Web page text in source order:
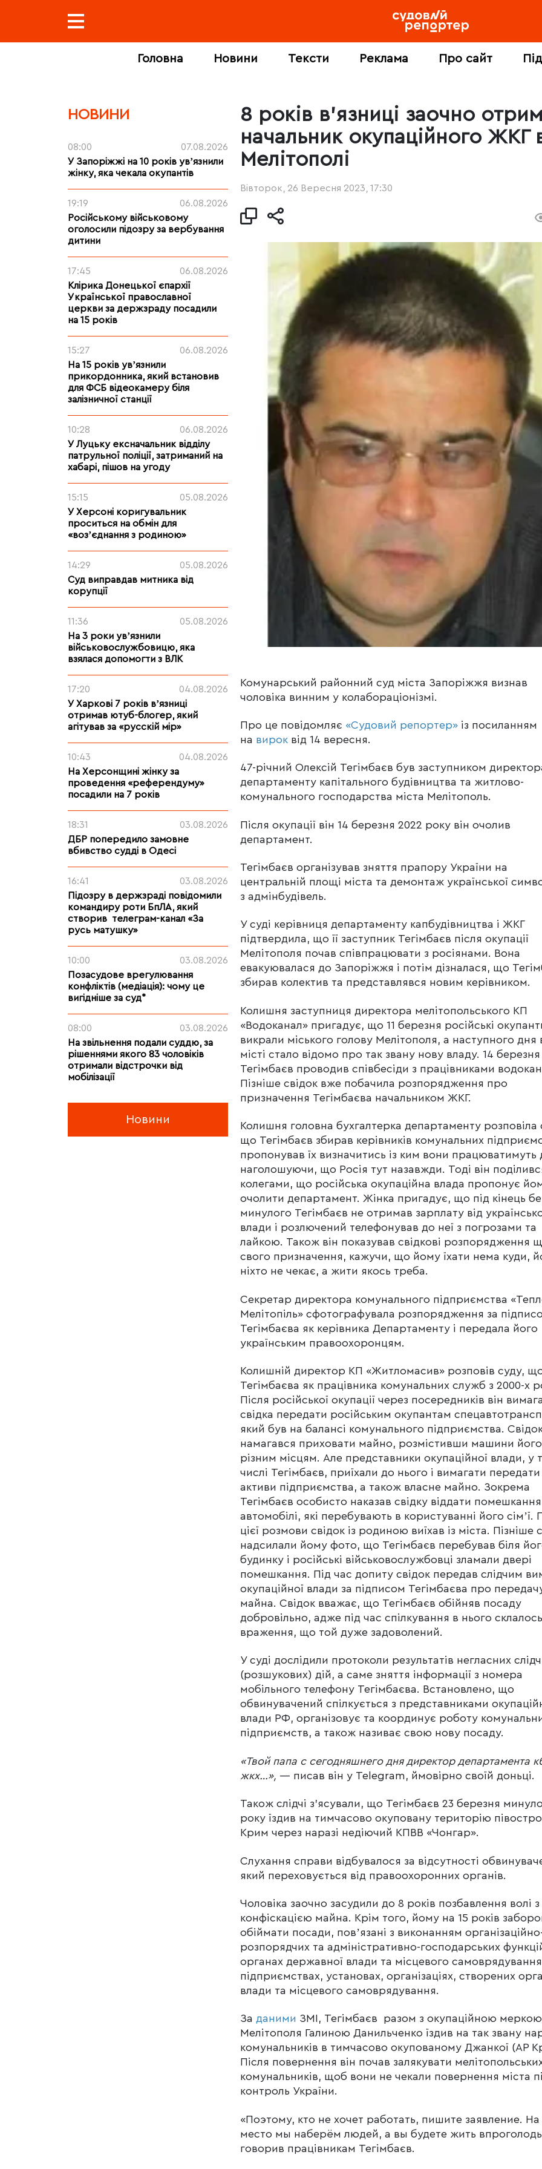
Головна Новини Тексти Реклама Про сайт
НОВИНИ
08:00
07.08.2026
У Запоріжжі на 10 років увʼязнили
жінку, яка чекала окупантів
19:19
06.08.2026
Російському військовому
оголосили підозру за вербування
дитини
17:45
06.08.2026
Клірика Донецької єпархії
Української православної
церкви за держзраду посадили
на 15 років
15:27
06.08.2026
На 15 років увʼязнили
прикордонника, який встановив
для ФСБ відеокамеру біля
залізничної станції
10:28
06.08.2026
У Луцьку ексначальник відділу
патрульної поліції, затриманий на
хабарі, пішов на угоду
15:15
05.08.2026
У Херсоні коригувальник
проситься на обмін для
«возʼєднання з родиною»
14:29
05.08.2026
Суд виправдав митника від
корупції
11:36
05.08.2026
На 3 роки увʼязнили
військовослужбовицю, яка
взялася допомогти з ВЛК
17:20
04.08.2026
У Харкові 7 років вʼязниці
отримав ютуб-блогер, який
агітував за «русскій мір»
10:43
04.08.2026
На Херсонщині жінку за
проведення «референдуму»
посадили на 7 років
18:31
03.08.2026
ДБР попередило замовне
вбивство судді в Одесі
16:41
03.08.2026
Підозру в держзраді повідомили
командиру роти БпЛА, який
створив телеграм-канал «За
русь матушку»
10:00
03.08.2026
Позасудове врегулювання
конфліктів (медіація): чому це
вигідніше за суд*
08:00
03.08.2026
На звільнення подали суддю, за
рішеннями якого 83 чоловіків
отримали відстрочки від
мобілізації
Новини
8 років в’язниці заочно
начальник окупаційного ЖКГ
Мелітополі
Вівторок, 26 Вересня 2023, 17:30
Комунарський районний суд міста Запоріжжя визнав
чоловіка винним у колабораціонізмі.
Про це повідомляє «Судовий репортер» із посиланням
на вирок від 14 вересня.
47-річний Олексій Тегімбаєв був заступником
департаменту капітального будівництва та житлово-
комунального господарства міста Мелітополь.
Після окупації він 14 березня 2022 року він очолив
департамент.
Тегімбаєв організував зняття прапору України на
центральній площі міста та демонтаж української
з адмінбудівель.
У суді керівниця департаменту капбудівництва і ЖКГ
підтвердила, що її заступник Тегімбаєв після окупації
Мелітополя почав співпрацювати з росіянами. Вона
евакуювалася до Запоріжжя і потім дізналася, що
збирав колектив та представлявся новим керівником.
Колишня заступниця директора мелітопольського КП
«Водоканал» пригадує, що 11 березня російські
викрали міського голову Мелітополя, а наступного дня
місті стало відомо про так звану нову владу. 14 березня
Тегімбаєв проводив співбесіди з працівниками
Пізніше свідок вже побачила розпорядження про
призначення Тегімбаєва начальником ЖКГ.
Колишня головна бухгалтерка департаменту розповіла
що Тегімбаєв збирав керівників комунальних
пропонував їх визначитись із ким вони працюватимуть
наголошуючи, що Росія тут назавжди. Тоді він
колегами, що російська окупаційна влада пропонує
очолити департамент. Жінка пригадує, що під кінець
минулого Тегімбаєв не отримав зарплату від
влади і розлючений телефонував до неї з погрозами та
лайкою. Також він показував свідкові розпорядження
свого призначення, кажучи, що йому їхати нема куди,
ніхто не чекає, а жити якось треба.
Секретар директора комунального підприємства
Мелітопіль» сфотографувала розпорядження за
Тегімбаєва як керівника Департаменту і передала його
українським правоохоронцям.
Колишній директор КП «Житломасив» розповів суду,
Тегімбаєва як працівника комунальних служб з 2000-х
Після російської окупації через посередників він
свідка передати російським окупантам
який був на балансі комунального підприємства.
намагався приховати майно, розмістивши машини
різним місцям. Але представники окупаційної влади, у
числі Тегімбаєв, приїхали до нього і вимагати передати
активи підприємства, а також власне майно. Зокрема
Тегімбаєв особисто наказав свідку віддати помешкання
автомобілі, які перебувають в користуванні його сімʼї.
цієї розмови свідок із родиною виїхав із міста. Пізніше
надсилали йому фото, що Тегімбаєв перебував біля
будинку і російські військовослужбовці зламали двері
помешкання. Під час допиту свідок передав слідчим
окупаційної влади за підписом Тегімбаєва про
майна. Свідок вважає, що Тегімбаєв обійняв посаду
добровільно, адже під час спілкування в нього склалось
враження, що той дуже задоволений.
У суді дослідили протоколи результатів негласних
(розшукових) дій, а саме зняття інформації з номера
мобільного телефону Тегімбаєва. Встановлено, що
обвинувачений спілкується з представниками
влади РФ, організовує та координує роботу
підприємств, а також називає свою нову посаду.
«Твой папа с сегодняшнего дня директор департамента
жкх…», — писав він у Telegram, ймовірно своїй доньці.
Також слідчі з’ясували, що Тегімбаєв 23 березня
року їздив на тимчасово окуповану територію
Крим через наразі недіючий КПВВ «Чонгар».
Слухання справи відбувалося за відсутності
який переховується від правоохоронних органів.
Чоловіка заочно засудили до 8 років позбавлення волі з
конфіскацією майна. Крім того, йому на 15 років
обіймати посади, повʼязані з виконанням
розпорядчих та адміністративно-господарських
органах державної влади та місцевого
підприємствах, установах, організаціях, створених
влади та місцевого самоврядування.
За даними ЗМІ, Тегімбаєв разом з окупаційною меркою
Мелітополя Галиною Данильченко їздив на так звану
комунальників в тимчасово окупованому Джанкої (АР
Після повернення він почав залякувати
комунальників, щоб вони не чекали повернення міста
контроль України.
«Поэтому, кто не хочет работать, пишите заявление.
место мы наберём людей, а вы будете жить
говорив працівникам Тегімбаєв.